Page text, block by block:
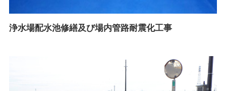
浄水場配水池修繕及び場内管路耐震化工事